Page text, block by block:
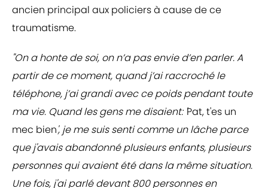
ancien principal aux policiers à cause de ce
traumatisme.
"On a honte de soi, on n’a pas envie d’en parler. A
partir de ce moment, quand j’ai raccroché le
téléphone, j’ai grandi avec ce poids pendant toute
ma vie. Quand les gens me disaient: ' Pat, t'es un
mec bien', je me suis senti comme un lâche parce
que j'avais abandonné plusieurs enfants, plusieurs
personnes qui avaient été dans la même situation.
Une fois, j'ai parlé devant 800 personnes en